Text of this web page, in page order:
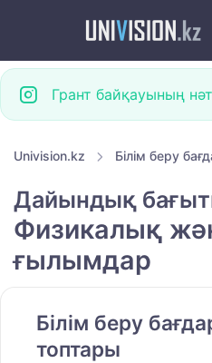
Грант байқауының
Univision.kz Білім беру
Дайындық
Физикалық
ғылымдар
Білім беру
топтары